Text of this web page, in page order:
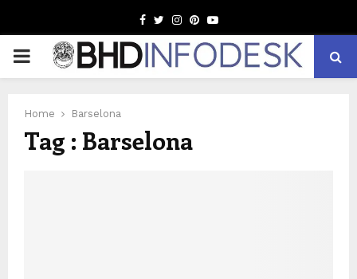
Facebook
TwitterInstagram
Pinterest
Youtube
PRIMARY
Home Barselona
Tag : Barselona